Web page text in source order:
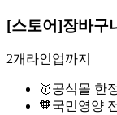
[스토어]장바구
2개라인업까지
🥇공식몰 한
🧡국민영양